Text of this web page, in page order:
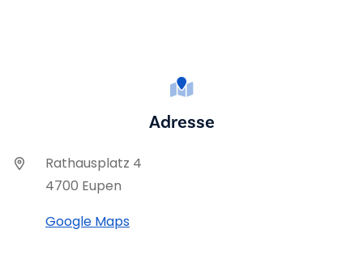
Adresse
Rathausplatz 4
4700 Eupen
Google Maps